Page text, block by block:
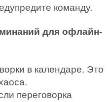
команду.
для офлайн-
в календаре. Это
переговорка